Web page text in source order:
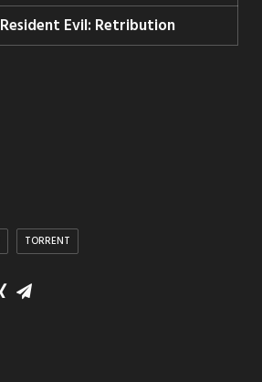
Resident Evil: Retribution
TORRENT